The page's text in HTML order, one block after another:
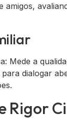
amigos,
Mede a
dialogar
Rigor